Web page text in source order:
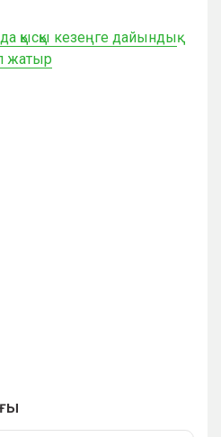
қысқы кезеңге дайындық
жатыр